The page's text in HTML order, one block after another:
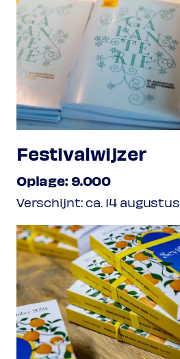
Festivalwijzer
Oplage: 9.000
Verschijnt: ca. 14 augustus